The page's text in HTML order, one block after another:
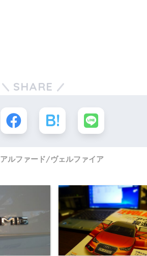
SHARE
アルファード/ヴェルファイア